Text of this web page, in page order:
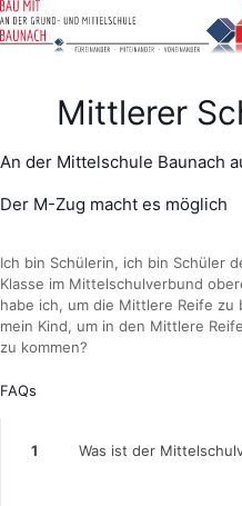
Mittlerer
An der Mittelschule Baunach
Der M-Zug macht es möglich
Ich bin Schülerin, ich bin Schüler
Klasse im Mittelschulverbund
habe ich, um die Mittlere Reife zu
mein Kind, um in den Mittlere
zu kommen?
FAQs
1 Was ist der